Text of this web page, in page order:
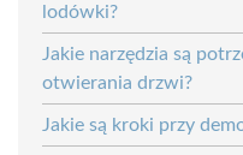
lodówki?
Jakie narzędzia są
otwierania drzwi?
Jakie są kroki przy